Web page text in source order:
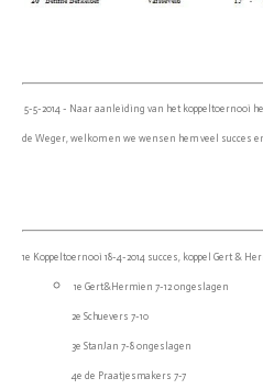
5-5-2014 - Naar aanleiding van het koppeltoernooi
de Weger, welkom en we wensen hem veel succes
1e Koppeltoernooi 18-4-2014 succes, koppel Gert &
1e Gert&Hermien 7-12 ongeslagen
2e Schuevers 7-10
3e StanJan 7-8 ongeslagen
4e de Praatjesmakers 7-7